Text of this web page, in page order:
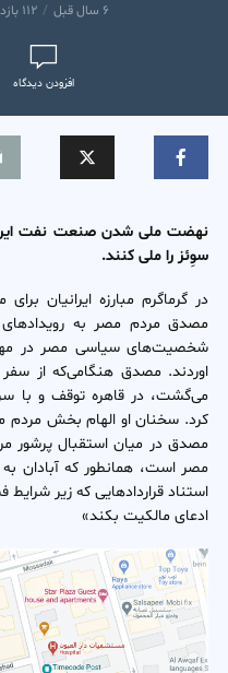
۶ سال قبل ۱۱۲ بازدید
افزودن دیدگاه
نهضت ملی شدن صنعت نفت
سوِئز را ملی کنند.
در گرماگرم مبارزه ایرانیان
مصدق مردم مصر به رویدادهای
اوردند. مصدق هنگامی‌که از
می‌گشت، در قاهره توقف و با
کرد. سخنان او الهام بخش مردم
مصدق در میان استقبال پرشور
مصر است، همانطور که آبادان
استناد قراردادهایی که زیر
ادعای مالکیت بکند»